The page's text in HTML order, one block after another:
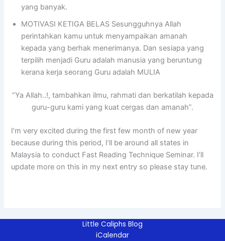
yang banyak.
MOTIVASI KETIGA BELAS Sesungguhnya Allah
perintahkan kamu untuk menyampaikan amanah
kepada yang berhak menerimanya. Dan sesiapa yang
terpilih menjadi Guru adalah manusia yang beruntung
kerana kerja seorang Guru adalah MULIA
“Ya Allah..!, tambahkan ilmu, rahmati dan berkatilah kepada
guru-guru kami yang kuat cergas dan amanah”.
I’m very excited during the first few month of new year
because during this period, I’ll be around all states in
Malaysia to conduct Fast Reading Technique Seminar. I’ll
update more on this in my next entry so please stay tune.
Little Caliphs Blog
iCalendar